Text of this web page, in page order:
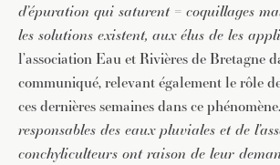
d’épuration qui saturent = coquillages
les solutions existent, aux élus de les
l’association Eau et Rivières de Bretagne
communiqué, relevant également le rôle
ces dernières semaines dans ce
responsables des eaux pluviales et de
conchyliculteurs ont raison de leur